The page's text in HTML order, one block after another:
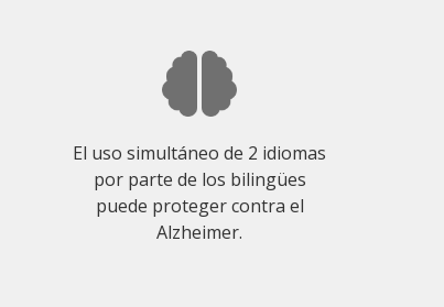
El uso simultáneo de 2 idiomas
por parte de los bilingües
puede proteger contra el
Alzheimer.